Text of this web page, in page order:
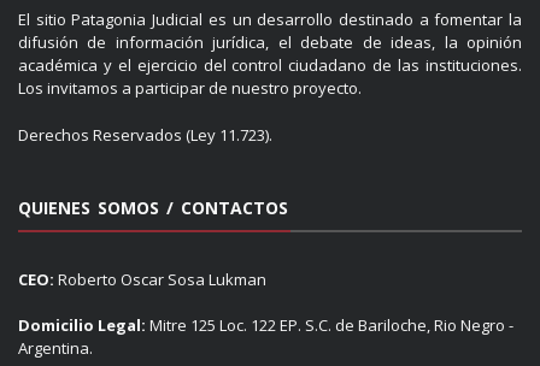
El sitio Patagonia Judicial es un desarrollo destinado a fomentar la
difusión de información jurídica, el debate de ideas, la opinión
académica y el ejercicio del control ciudadano de las instituciones.
Los invitamos a participar de nuestro proyecto.
Derechos Reservados (Ley 11.723).
QUIENES SOMOS / CONTACTOS
CEO: Roberto Oscar Sosa Lukman
Domicilio Legal: Mitre 125 Loc. 122 EP. S.C. de Bariloche, Rio Negro -
Argentina.